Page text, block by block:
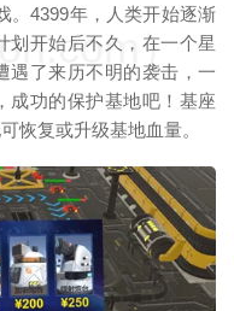
。4399年，人类开始逐渐
划开始后不久，在一个星
遇了来历不明的袭击，一
成功的保护基地吧！基座
恢复或升级基地血量。
）